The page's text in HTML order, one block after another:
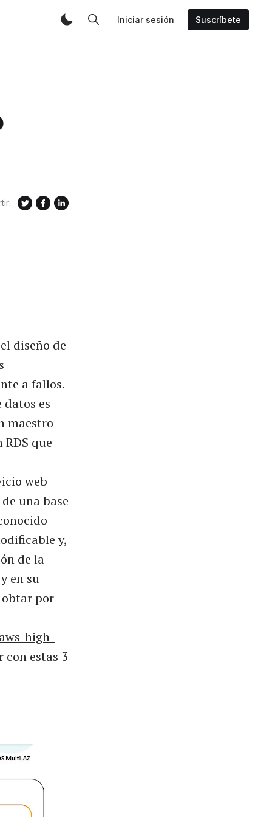
Iniciar sesión Suscríbete
diseño de
a fallos.
es
maestro-
que
web
una base
y,
de la
en su
obtar por
high-
con estas 3